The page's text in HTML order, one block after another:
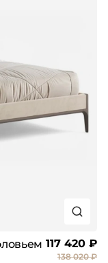
117 420 ₽
138 020 ₽